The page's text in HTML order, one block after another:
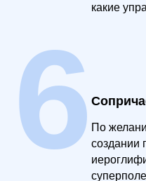
какие
По
создании
6